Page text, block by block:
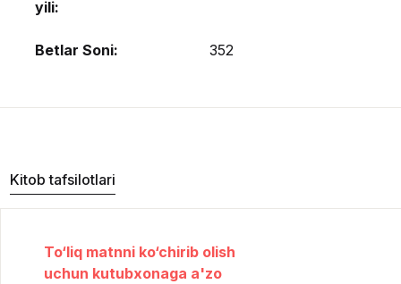
yili:
Betlar Soni: 352
Kitob tafsilotlari
To‘liq matnni ko‘chirib olish
uchun kutubxonaga a'zo